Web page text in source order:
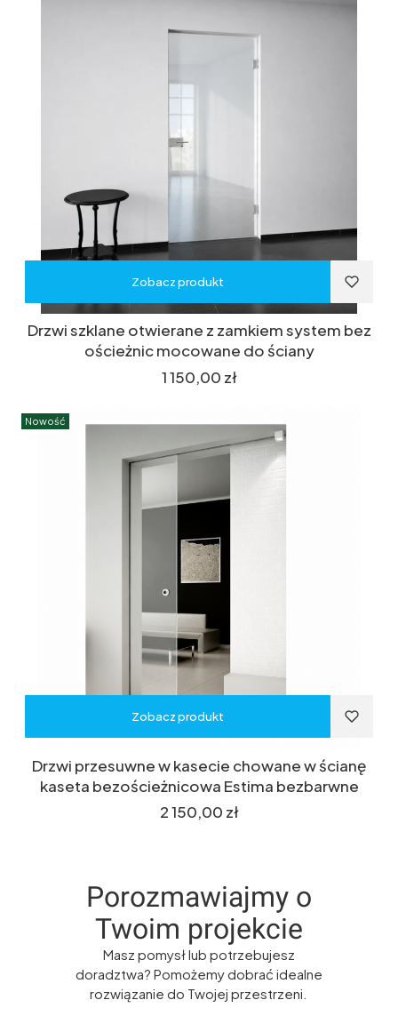
Zobacz produkt
Drzwi szklane otwierane z zamkiem system bez
ościeżnic mocowane do ściany
Cena
1 150,00 zł
Nowość
Zobacz produkt
Drzwi przesuwne w kasecie chowane w ścianę
kaseta bezościeżnicowa Estima bezbarwne
Cena
2 150,00 zł
Porozmawiajmy o
Twoim projekcie
Masz pomysł lub potrzebujesz
doradztwa? Pomożemy dobrać idealne
rozwiązanie do Twojej przestrzeni.